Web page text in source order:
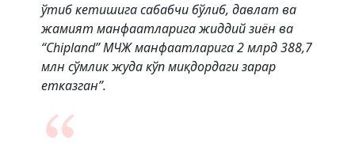
ўтиб кетишига сабабчи бўлиб, давлат ва
жамият манфаатларига жиддий зиён ва
“Сhipland” МЧЖ манфаатларига 2 млрд 388,7
млн сўмлик жуда кўп миқдордаги зарар
етказган”.